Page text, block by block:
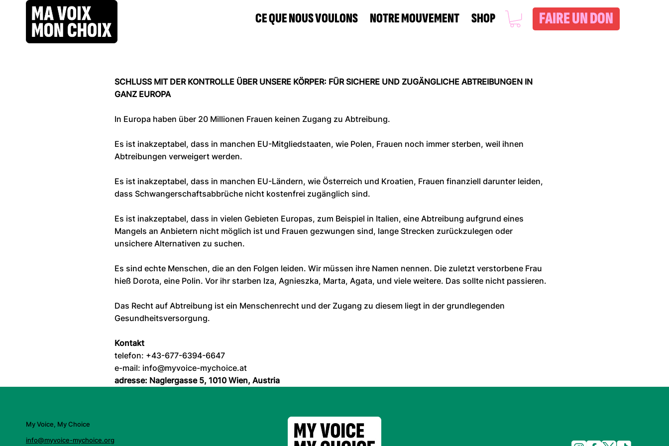
CE QUE NOUS VOULONS NOTRE MOUVEMENT SHOP FAIRE UN DON
SCHLUSS MIT DER KONTROLLE ÜBER UNSERE KÖRPER: FÜR SICHERE UND ZUGÄNGLICHE ABTREIBUNGEN IN
GANZ EUROPA
In Europa haben über 20 Millionen Frauen keinen Zugang zu Abtreibung.
Es ist inakzeptabel, dass in manchen EU-Mitgliedstaaten, wie Polen, Frauen noch immer sterben, weil ihnen
Abtreibungen verweigert werden.
Es ist inakzeptabel, dass in manchen EU-Ländern, wie Österreich und Kroatien, Frauen finanziell darunter leiden,
dass Schwangerschaftsabbrüche nicht kostenfrei zugänglich sind.
Es ist inakzeptabel, dass in vielen Gebieten Europas, zum Beispiel in Italien, eine Abtreibung aufgrund eines
Mangels an Anbietern nicht möglich ist und Frauen gezwungen sind, lange Strecken zurückzulegen oder
unsichere Alternativen zu suchen.
Es sind echte Menschen, die an den Folgen leiden. Wir müssen ihre Namen nennen. Die zuletzt verstorbene Frau
hieß Dorota, eine Polin. Vor ihr starben Iza, Agnieszka, Marta, Agata, und viele weitere. Das sollte nicht passieren.
Das Recht auf Abtreibung ist ein Menschenrecht und der Zugang zu diesem liegt in der grundlegenden
Gesundheitsversorgung.
Kontakt
telefon: +43-677-6394-6647
e-mail: info@myvoice-mychoice.at
adresse: Naglergasse 5, 1010 Wien, Austria
My Voice, My Choice
info@myvoice-mychoice.org